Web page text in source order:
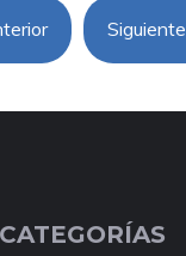
Siguiente
CATEGORÍAS